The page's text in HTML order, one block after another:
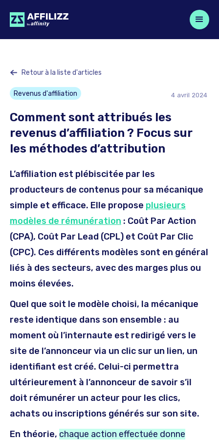
Retour à la liste d'articles
Revenus d'affiliation 4 avril 2024
Comment sont attribués les
revenus d’affiliation ? Focus sur
les méthodes d’attribution
L’affiliation est plébiscitée par les
producteurs de contenus pour sa mécanique
simple et efficace. Elle propose plusieurs
modèles de rémunération : Coût Par Action
(CPA), Coût Par Lead (CPL) et Coût Par Clic
(CPC). Ces différents modèles sont en général
liés à des secteurs, avec des marges plus ou
moins élevées.
Quel que soit le modèle choisi, la mécanique
reste identique dans son ensemble : au
moment où l’internaute est redirigé vers le
site de l’annonceur via un clic sur un lien, un
identifiant est créé. Celui-ci permettra
ultérieurement à l’annonceur de savoir s’il
doit rémunérer un acteur pour les clics,
achats ou inscriptions générés sur son site.
En théorie, chaque action effectuée donne